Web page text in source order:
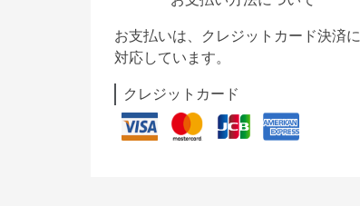
お支払いは、クレジットカード決済に
対応しています。
クレジットカード